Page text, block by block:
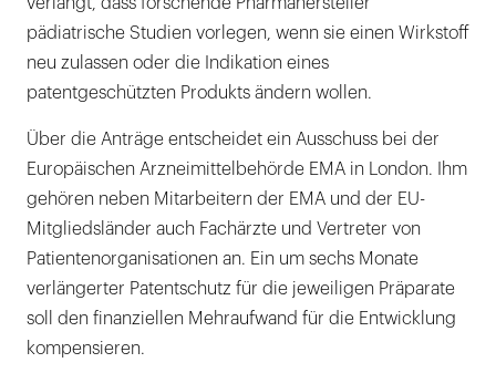
pädiatrische Studien vorlegen, wenn sie einen Wirkstoff
neu zulassen oder die Indikation eines
patentgeschützten Produkts ändern wollen.
Über die Anträge entscheidet ein Ausschuss bei der
Europäischen Arzneimittelbehörde EMA in London. Ihm
gehören neben Mitarbeitern der EMA und der EU-
Mitgliedsländer auch Fachärzte und Vertreter von
Patientenorganisationen an. Ein um sechs Monate
verlängerter Patentschutz für die jeweiligen Präparate
soll den finanziellen Mehraufwand für die Entwicklung
kompensieren.